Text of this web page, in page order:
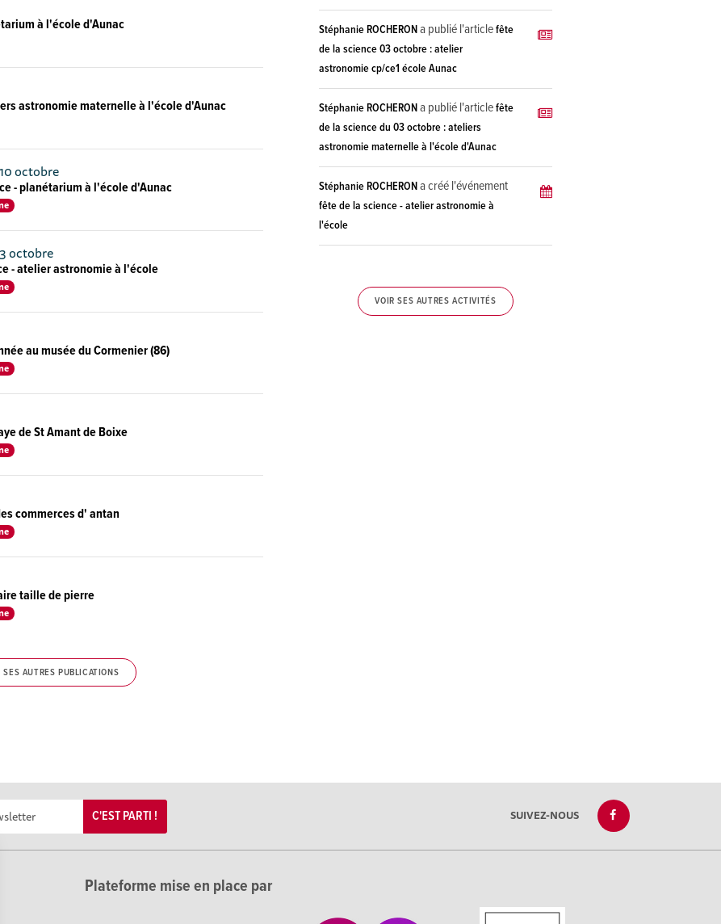
à l'école d'Aunac
astronomie maternelle à l'école d'Aunac
octobre
- planétarium à l'école d'Aunac
octobre
- atelier astronomie à l'école
au musée du Cormenier (86)
de St Amant de Boixe
commerces d' antan
taille de pierre
SES AUTRES PUBLICATIONS
Stéphanie ROCHERONa publié l'articlefête
de la science 03 octobre : atelier
astronomie cp/ce1 école Aunac
Stéphanie ROCHERONa publié l'articlefête
de la science du 03 octobre : ateliers
astronomie maternelle à l'école d'Aunac
Stéphanie ROCHERONa créé l'événement
fête de la science - atelier astronomie à
l'école
VOIR SES AUTRES ACTIVITÉS
C'EST PARTI ! SUIVEZ-NOUS
Plateforme mise en place par